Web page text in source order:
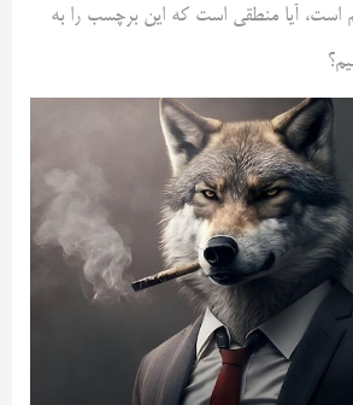
آیا منطقی است که این برچسب را به